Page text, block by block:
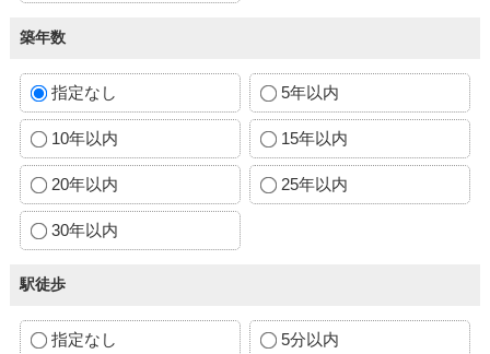
築年数
指定なし 5年以内
10年以内 15年以内
20年以内 25年以内
30年以内
駅徒歩
指定なし 5分以内